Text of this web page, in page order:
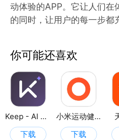
动体验的APP。它让人们在
的同时，让用户的每一步都
你可能还喜欢
Keep - AI 运动教练
下载
小米运动健康
下载